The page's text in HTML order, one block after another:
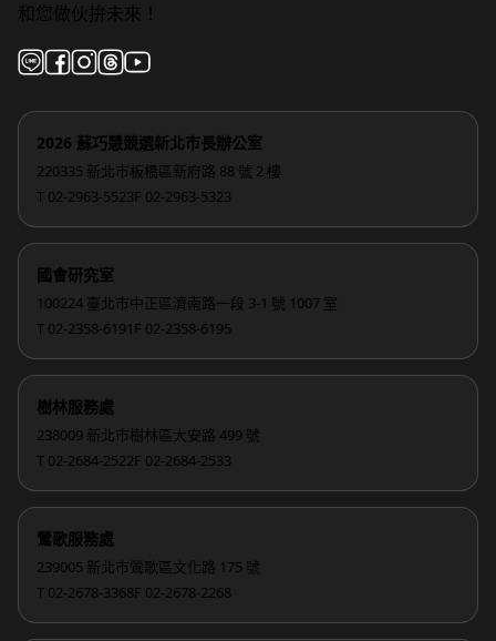
和您做伙拚未來！
2026 蘇巧慧競選新北市長辦公室
220335 新北市板橋區新府路 88 號 2 樓
T 02-2963-5523F 02-2963-5323
國會研究室
100224 臺北市中正區濟南路一段 3-1 號 1007 室
T 02-2358-6191 F 02-2358-6195
樹林服務處
238009 新北市樹林區大安路 499 號
T 02-2684-2522F 02-2684-2533
鶯歌服務處
239005 新北市鶯歌區文化路 175 號
T 02-2678-3368F 02-2678-2268